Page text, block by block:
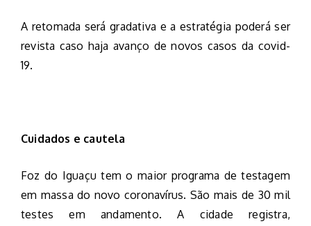
A retomada será gradativa e a estratégia poderá ser
revista caso haja avanço de novos casos da covid-
19.
Cuidados e cautela
Foz do Iguaçu tem o maior programa de testagem
em massa do novo coronavírus. São mais de 30 mil
testes em andamento. A cidade registra,